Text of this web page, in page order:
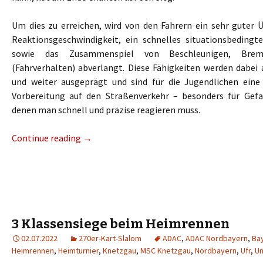
Um dies zu erreichen, wird von den Fahrern ein sehr guter
Reaktionsgeschwindigkeit, ein schnelles
sowie das Zusammenspiel von Beschleunigen,
(Fahrverhalten) abverlangt. Diese Fähigkeiten werden
und weiter ausgeprägt und sind für die Jugendlichen eine
Vorbereitung auf den Straßenverkehr – besonders für
denen man schnell und präzise reagieren muss.
Continue reading →
3 Klassensiege beim Heimrennen
02.07.2022 270er-Kart-Slalom ADAC, ADAC Nordbayern,
Heimrennen, Heimturnier, Knetzgau, MSC Knetzgau, Nordbayern, Ufr,